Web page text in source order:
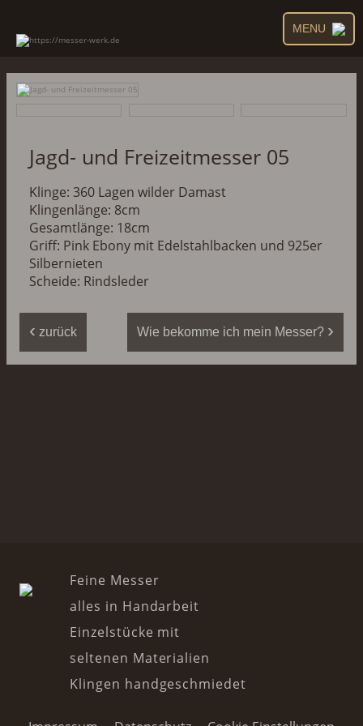
MENU
Jagd- und Freizeitmesser 05
Klinge: 360 Lagen wilder Damast
Klingenlänge: 8cm
Gesamtlänge: 18cm
Griff: Pink Ebony mit Edelstahlbacken und 925er
Silbernieten
Scheide: Rindsleder
‹ zurück Wie bekomme ich mein Messer? ›
Feine Messer
alles in Handarbeit
Einzelstücke mit
seltenen Materialien
Klingen handgeschmiedet